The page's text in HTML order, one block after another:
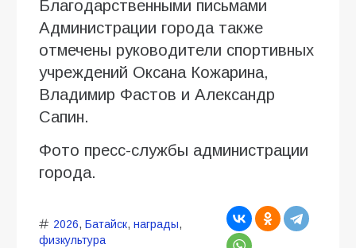
Благодарственными письмами
Администрации города также
отмечены руководители спортивных
учреждений Оксана Кожарина,
Владимир Фастов и Александр
Сапин.
Фото пресс-службы администрации
города.
2026, Батайск, награды,
физкультура